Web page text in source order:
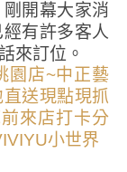
開幕大家消
有許多客人
來訂位。